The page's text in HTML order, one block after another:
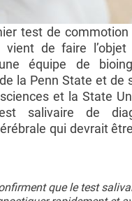
test de commotion
de faire l’objet
équipe de
la Penn State et de
et la State
salivaire de
qui devrait
que le test